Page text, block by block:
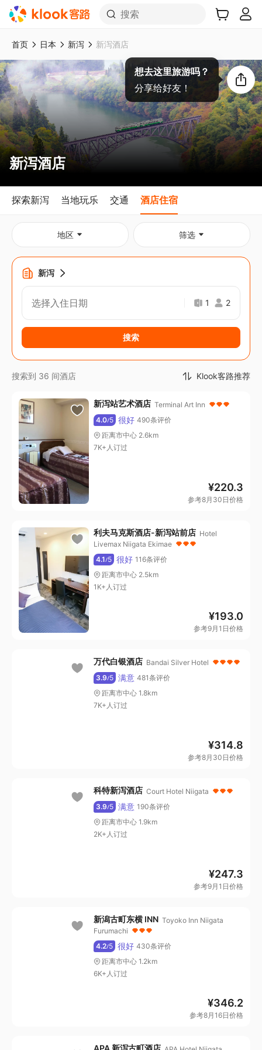
搜索
首页 日本 新泻 新泻酒店
新泻酒店
探索新泻 当地玩乐 交通 酒店住宿
想去这里旅游吗？
分享给好友！
地区 筛选
新泻
选择入住日期 1 2
搜索
Klook客路推荐
搜索到 36 间酒店
新泻站艺术酒店 Terminal Art Inn
4.0/5 很好 490条评价
距离市中心 2.6km
7K+人订过
¥220.3
参考8月30日价格
利夫马克斯酒店-新泻站前店 Hotel
Livemax Niigata Ekimae
4.1/5 很好 116条评价
距离市中心 2.5km
1K+人订过
¥193.0
参考9月1日价格
万代白银酒店 Bandai Silver Hotel
3.9/5 满意 481条评价
距离市中心 1.8km
7K+人订过
¥314.8
参考8月30日价格
科特新泻酒店 Court Hotel Niigata
3.9/5 满意 190条评价
距离市中心 1.9km
2K+人订过
¥247.3
参考9月1日价格
新潟古町东横 INN Toyoko Inn Niigata
Furumachi
4.2/5 很好 430条评价
距离市中心 1.2km
6K+人订过
¥346.2
参考8月16日价格
APA 新泻古町酒店